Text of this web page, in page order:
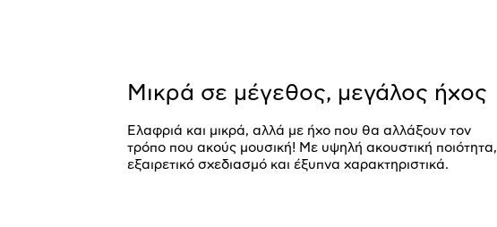
Μικρά σε μέγεθος, μεγάλος ήχος
Ελαφριά και μικρά, αλλά με ήχο που θα αλλάξουν τον
τρόπο που ακούς μουσική! Με υψηλή ακουστική ποιότητα,
εξαιρετικό σχεδιασμό και έξυπνα χαρακτηριστικά.